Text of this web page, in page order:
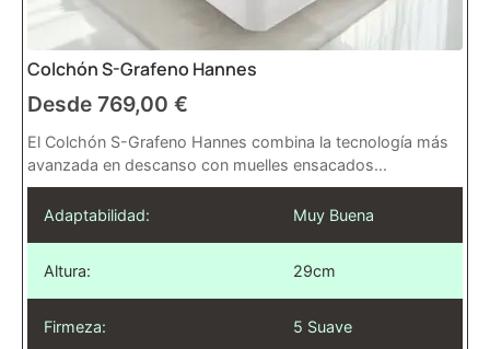
Colchón S-Grafeno Hannes
Desde 769,00 €
El Colchón S-Grafeno Hannes combina la tecnología más
avanzada en descanso con muelles ensacados...
Adaptabilidad: Muy Buena
Altura: 29cm
Firmeza: 5 Suave